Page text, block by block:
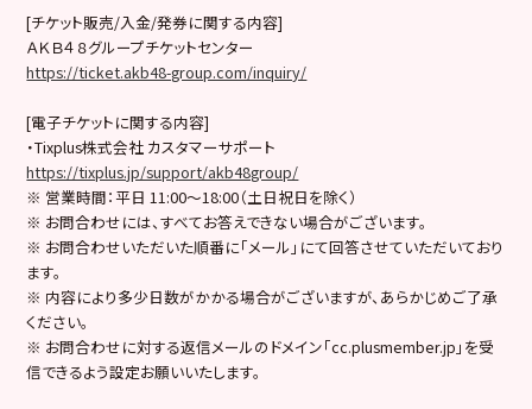
[チケット販売/入金/発券に関する内容]
ＡＫＢ４８グループチケットセンター
https://ticket.akb48-group.com/inquiry/
[電子チケットに関する内容]
・Tixplus株式会社 カスタマーサポート
https://tixplus.jp/support/akb48group/
※ 営業時間：平日 11:00～18:00（土日祝日を除く）
※ お問合わせには、すべてお答えできない場合がございます。
※ お問合わせいただいた順番に「メール」にて回答させていただいており
ます。
※ 内容により多少日数がかかる場合がございますが、あらかじめご了承
ください。
※ お問合わせに対する返信メールのドメイン「cc.plusmember.jp」を受
信できるよう設定お願いいたします。